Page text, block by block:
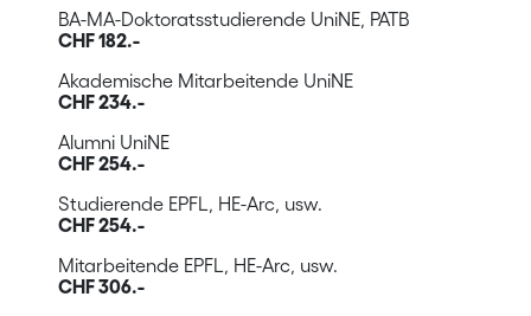
BA-MA-Doktoratsstudierende UniNE, PATB
CHF 182.-
Akademische Mitarbeitende UniNE
CHF 234.-
Alumni UniNE
CHF 254.-
Studierende EPFL, HE-Arc, usw.
CHF 254.-
Mitarbeitende EPFL, HE-Arc, usw.
CHF 306.-